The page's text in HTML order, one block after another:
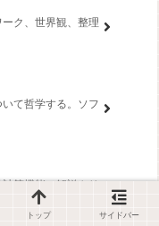
ク、世界観、整理
て哲学する。ソフ
算機能の解説やリ
トップ サイドバー